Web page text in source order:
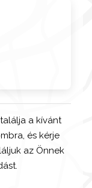
a kívánt
és kérje
az Önnek